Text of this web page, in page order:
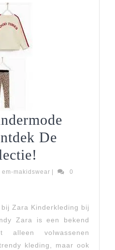
De
Kindermode
Zara:
Ontdek
De
em-makidswearem-
|
0
Zara Kinderkleding bij
Zara is een bekend
alleen volwassenen
kleding, maar ook